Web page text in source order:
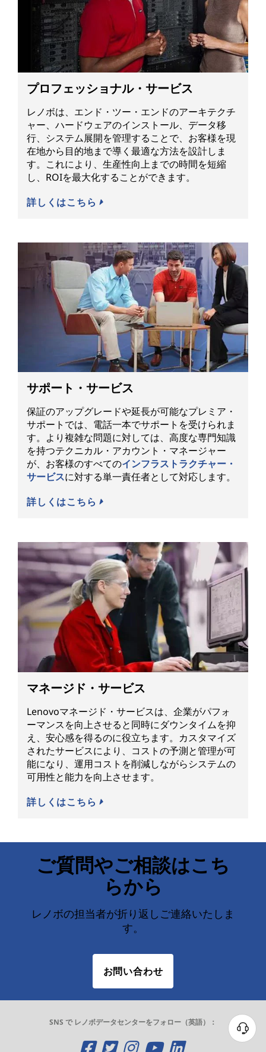
プロフェッショナル・サービス
レノボは、エンド・ツー・エンドのアーキテクチ
ャー、ハードウェアのインストール、データ移
行、システム展開を管理することで、お客様を現
在地から目的地まで導く最適な方法を設計しま
す。これにより、生産性向上までの時間を短縮
し、ROIを最大化することができます。
詳しくはこちら
サポート・サービス
保証のアップグレードや延長が可能なプレミア・
サポートでは、電話一本でサポートを受けられま
す。より複雑な問題に対しては、高度な専門知識
を持つテクニカル・アカウント・マネージャー
が、お客様のすべてのインフラストラクチャー・
サービスに対する単一責任者として対応します。
詳しくはこちら
マネージド・サービス
Lenovoマネージド・サービスは、企業がパフォ
ーマンスを向上させると同時にダウンタイムを抑
え、安心感を得るのに役立ちます。カスタマイズ
されたサービスにより、コストの予測と管理が可
能になり、運用コストを削減しながらシステムの
可用性と能力を向上させます。
詳しくはこちら
ご質問やご相談はこち
らから
レノボの担当者が折り返しご連絡いたしま
す。
お問い合わせ
SNS で レノボデータセンターをフォロー（英語）：
O O O O O